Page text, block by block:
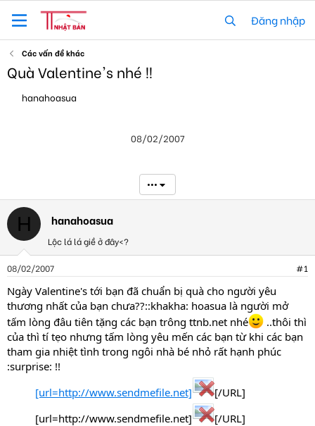
Đăng nhập
Các vấn đề khác
Quà Valentine's nhé !!
h
r
t
e
r
hanahoasua
08/02/2007
•••
H hanahoasua
Lộc lá lá giề ở đây<?
08/02/2007 #1
Ngày Valentine's tới bạn đã chuẩn bị quà cho người yêu
thương nhất của bạn chưa??::khakha: hoasua là người mở
tấm lòng đâu tiên tặng các bạn trông ttnb.net nhé
..thôi thì
của thì tí tẹo nhưng tấm lòng yêu mến các bạn từ khi các bạn
tham gia nhiệt tình trong ngôi nhà bé nhỏ rất hạnh phúc
:surprise: !!
[url=http://www.sendmefile.net]
[/URL]
[url=http://www.sendmefile.net]
[/URL]